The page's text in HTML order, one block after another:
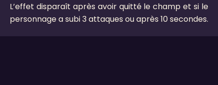
L’effet disparaît après avoir quitté le champ et si le
personnage a subi 3 attaques ou après 10 secondes.